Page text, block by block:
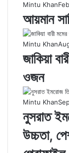
Mintu Khan
আয়মান
Mintu Khan
জাকিয়া
ওজন
Mintu Khan
নুসরাত
উচ্চতা,